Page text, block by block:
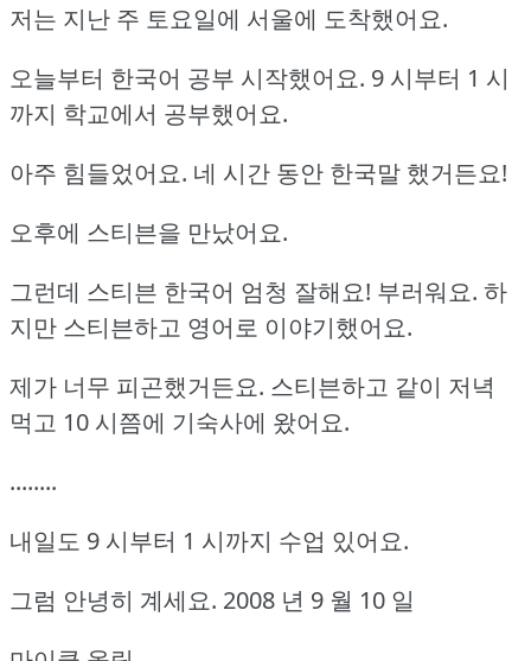
저는 지난 주 토요일에 서울에 도착했어요.
오늘부터 한국어 공부 시작했어요. 9 시부터 1 시
까지 학교에서 공부했어요.
아주 힘들었어요. 네 시간 동안 한국말 했거든요!
오후에 스티븐을 만났어요.
그런데 스티븐 한국어 엄청 잘해요! 부러워요. 하
지만 스티븐하고 영어로 이야기했어요.
제가 너무 피곤했거든요. 스티븐하고 같이 저녁
먹고 10 시쯤에 기숙사에 왔어요.
........
내일도 9 시부터 1 시까지 수업 있어요.
그럼 안녕히 계세요. 2008 년 9 월 10 일